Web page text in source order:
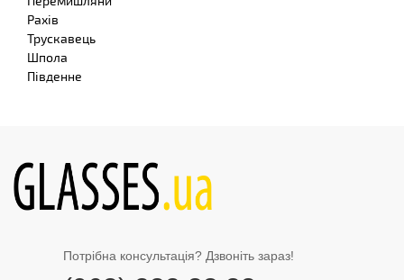
Рахів
Трускавець
Шпола
Південне
Потрібна консультація? Дзвоніть зараз!